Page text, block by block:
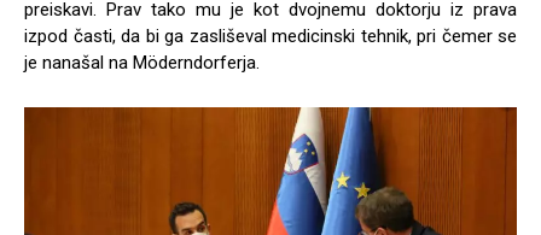
preiskavi. Prav tako mu je kot dvojnemu doktorju iz prava
izpod časti, da bi ga zasliševal medicinski tehnik, pri čemer se
je nanašal na Möderndorferja.